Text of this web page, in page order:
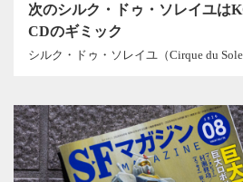
次のシルク・ドゥ・ソレイユは
CDのギミック
シルク・ドゥ・ソレイユ（Cirque du